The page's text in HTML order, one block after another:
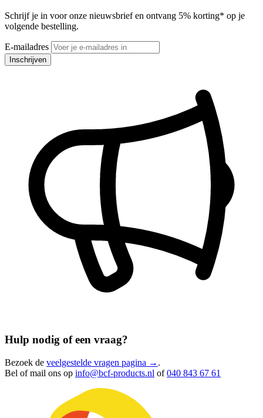
Schrijf je in voor onze nieuwsbrief en ontvang 5% korting* op je
volgende bestelling.
E-mailadres
Inschrijven
Hulp nodig of een vraag?
Bezoek de veelgestelde vragen pagina → .
Bel of mail ons op info@bcf-products.nl of040 843 67 61